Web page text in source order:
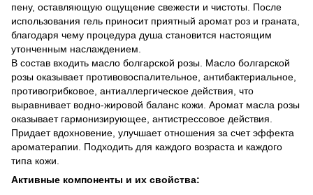
пену, оставляющую ощущение свежести и чистоты. После
использования гель приносит приятный аромат роз и граната,
благодаря чему процедура душа становится настоящим
утонченным наслаждением.
В состав входить масло болгарской розы. Масло болгарской
розы оказывает противовоспалительное, антибактериальное,
противогрибковое, антиаллергическое действия, что
выравнивает водно-жировой баланс кожи. Аромат масла розы
оказывает гармонизирующее, антистрессовое действия.
Придает вдохновение, улучшает отношения за счет эффекта
ароматерапии. Подходить для каждого возраста и каждого
типа кожи.
Активные компоненты и их свойства: